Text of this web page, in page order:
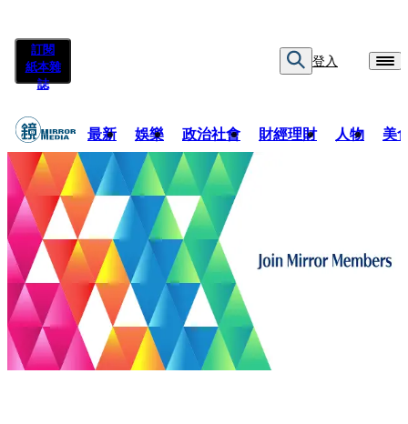
訂閱
紙本雜
誌
登入
最新 娛樂 政治社會 財經理財 人物 美